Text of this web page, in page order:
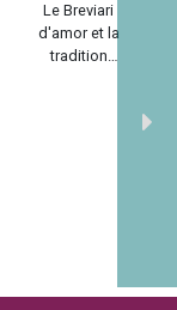
Le Breviari
d'amor et la
tradition